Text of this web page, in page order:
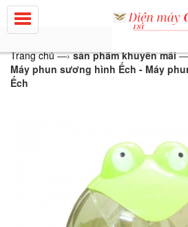
Trang chủ—› sản phẩm khuyến mãi
Máy phun sương hình Ếch - Máy
Ếch